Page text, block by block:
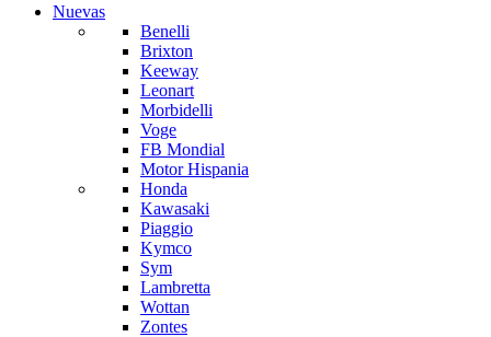
Nuevas
Benelli
Brixton
Keeway
Leonart
Morbidelli
Voge
FB Mondial
Motor Hispania
Honda
Kawasaki
Piaggio
Kymco
Sym
Lambretta
Wottan
Zontes